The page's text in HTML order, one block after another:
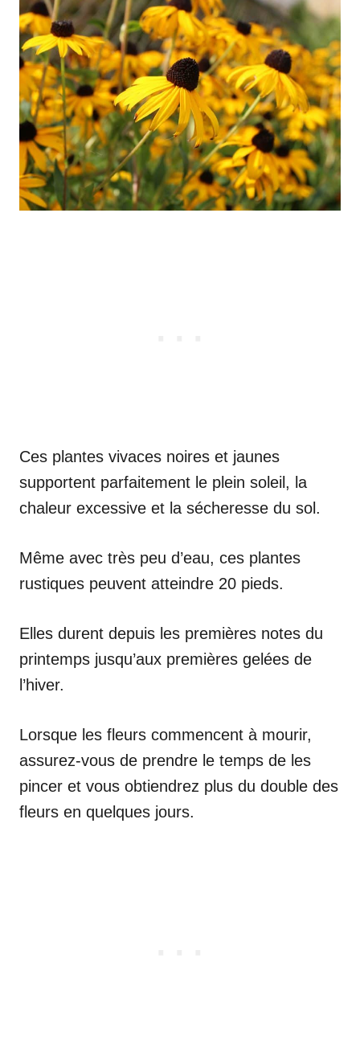
Ces plantes vivaces noires et jaunes
supportent parfaitement le plein soleil, la
chaleur excessive et la sécheresse du sol.
Même avec très peu d’eau, ces plantes
rustiques peuvent atteindre 20 pieds.
Elles durent depuis les premières notes du
printemps jusqu’aux premières gelées de
l’hiver.
Lorsque les fleurs commencent à mourir,
assurez-vous de prendre le temps de les
pincer et vous obtiendrez plus du double des
fleurs en quelques jours.